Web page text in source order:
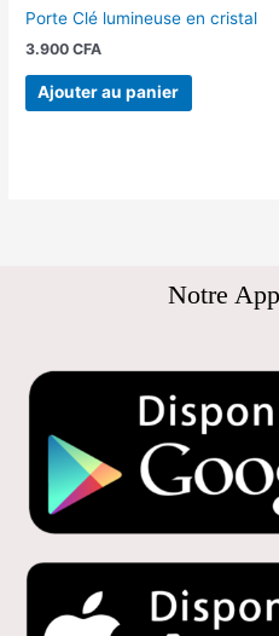
Porte Clé lumineuse en cristal
3.900CFA
Ajouter au panier
Notre